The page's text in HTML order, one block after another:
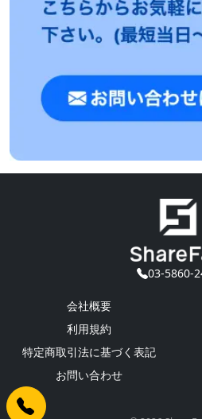
03-5860-
会社概要
利用規約
特定商取引法に基づく表記
お問い合わせ